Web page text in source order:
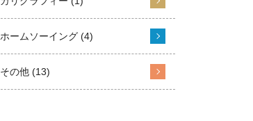
ホームソーイング (4)
その他 (13)